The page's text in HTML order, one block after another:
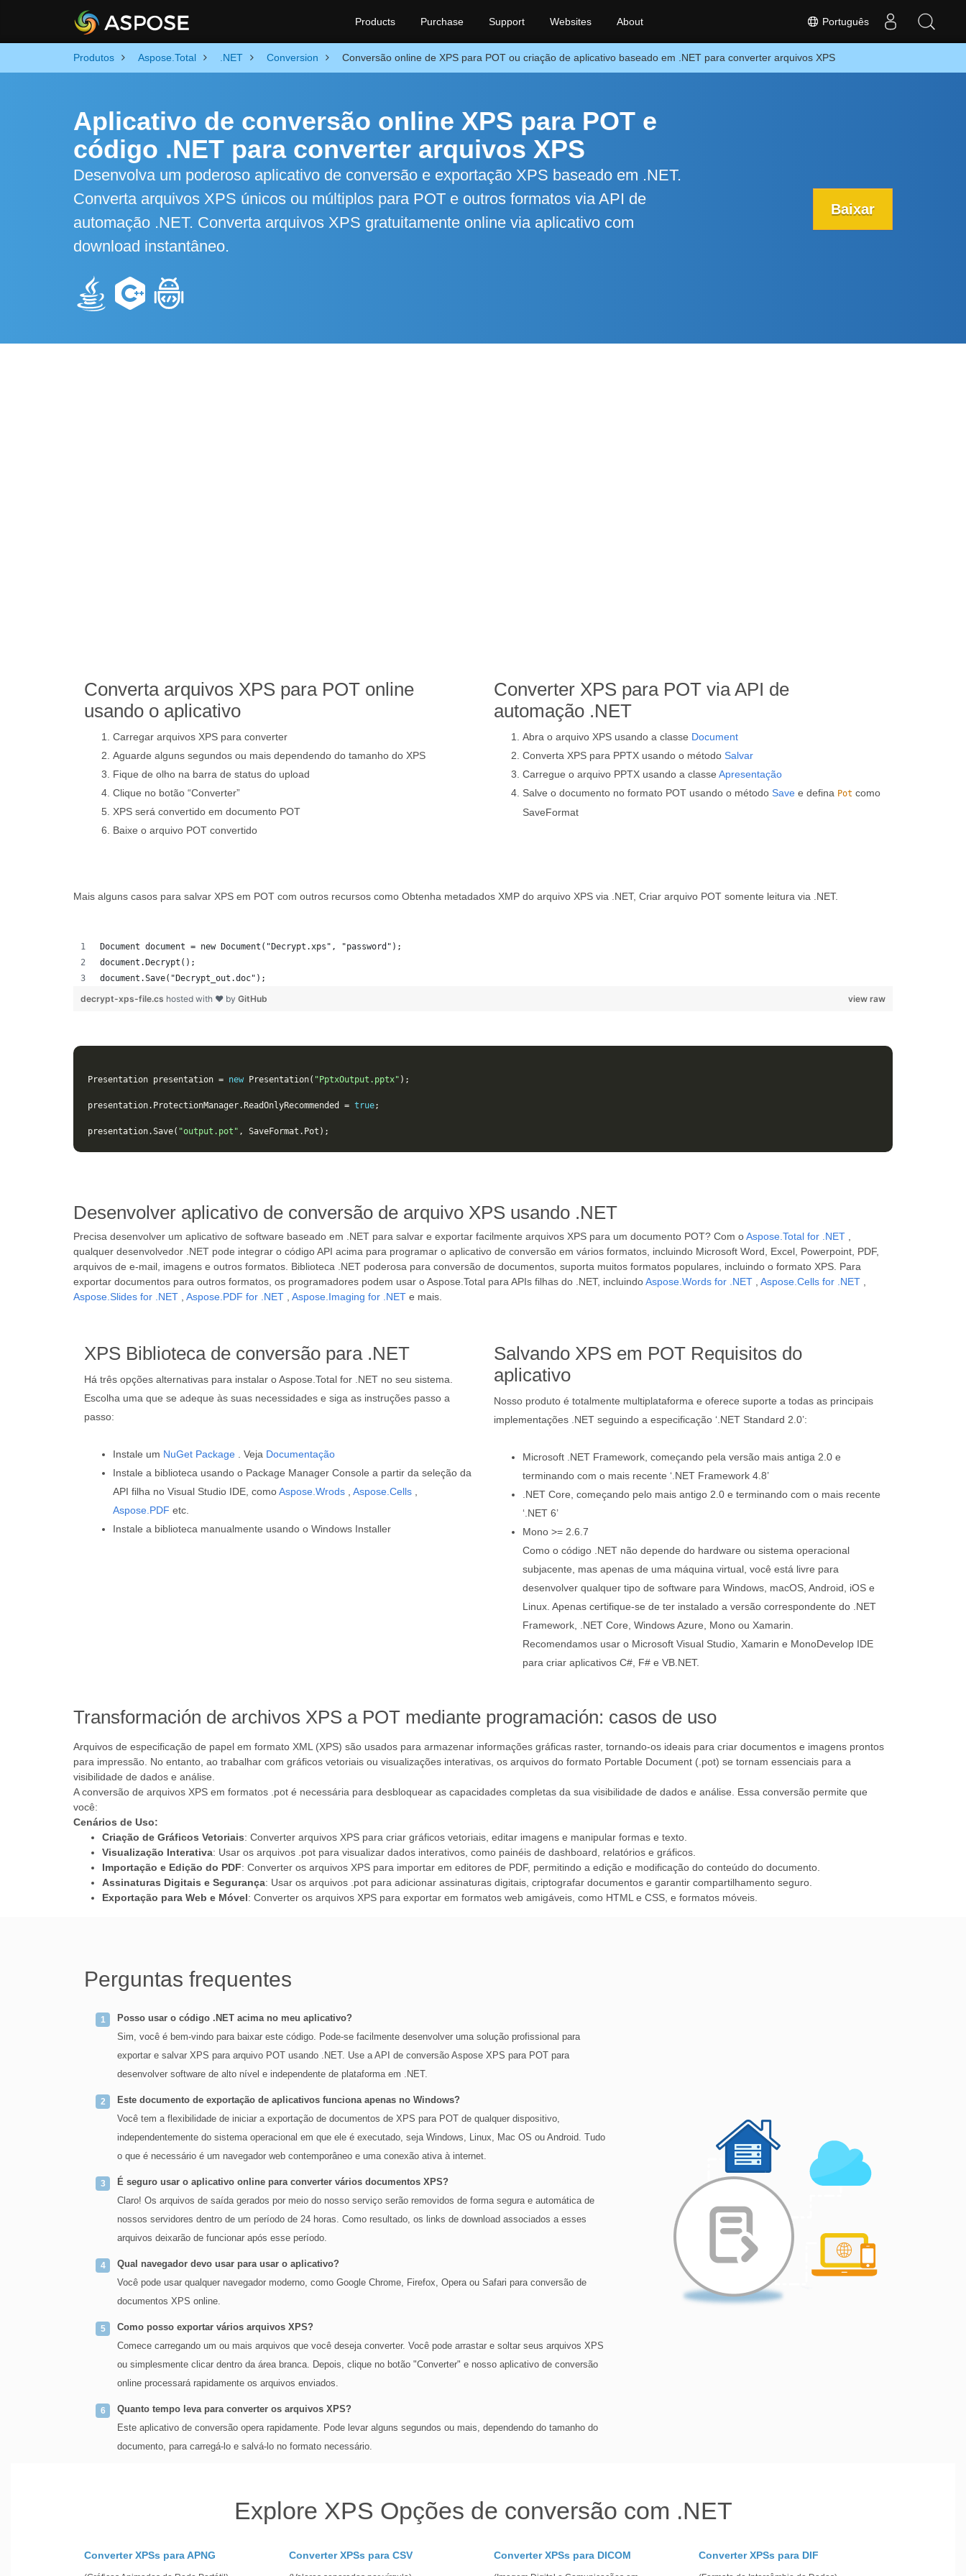
Português
Products Purchase Support Websites About
Produtos Aspose.Total .NET Conversion Conversão online de XPS para POT ou criação de aplicativo baseado em .NET para converter arquivos XPS
Aplicativo de conversão online XPS para POT e
código .NET para converter arquivos XPS
Desenvolva um poderoso aplicativo de conversão e exportação XPS baseado em .NET.
Converta arquivos XPS únicos ou múltiplos para POT e outros formatos via API de
automação .NET. Converta arquivos XPS gratuitamente online via aplicativo com
download instantâneo.
Baixar
Converta arquivos XPS para POT online
usando o aplicativo
Carregar arquivos XPS para converter
Aguarde alguns segundos ou mais dependendo do tamanho do XPS
Fique de olho na barra de status do upload
Clique no botão “Converter”
XPS será convertido em documento POT
Baixe o arquivo POT convertido
Converter XPS para POT via API de
automação .NET
Abra o arquivo XPS usando a classe Document
Converta XPS para PPTX usando o método Salvar
Carregue o arquivo PPTX usando a classe Apresentação
Salve o documento no formato POT usando o método Save e defina Pot como
SaveFormat
Mais alguns casos para salvar XPS em POT com outros recursos como Obtenha metadados XMP do arquivo XPS via .NET, Criar arquivo POT somente leitura via .NET.
Document document = new Document("Decrypt.xps", "password");
document.Decrypt();
document.Save("Decrypt_out.doc");
view raw
decrypt-xps-file.cs hosted with ❤ by GitHub
Presentation presentation = new Presentation( "PptxOutput.pptx" );
presentation. ProtectionManager. ReadOnlyRecommended = true;
presentation.Save( "output.pot" , SaveFormat . Pot );
Desenvolver aplicativo de conversão de arquivo XPS usando .NET
Precisa desenvolver um aplicativo de software baseado em .NET para salvar e exportar facilmente arquivos XPS para um documento POT? Com oAspose.Total for .NET
qualquer desenvolvedor .NET pode integrar o código API acima para programar o aplicativo de conversão em vários formatos, incluindo Microsoft Word, Excel, Powerpoint, PDF,
arquivos de e-mail, imagens e outros formatos. Biblioteca .NET poderosa para conversão de documentos, suporta muitos formatos populares, incluindo o formato XPS. Para
exportar documentos para outros formatos, os programadores podem usar o Aspose.Total para APIs filhas do .NET, incluindoAspose.Words for .NET Aspose.Cells for .NET
Aspose.Slides for .NET
Aspose.PDF for .NET Aspose.Imaging for .NET e mais.
XPS Biblioteca de conversão para .NET
Há três opções alternativas para instalar o Aspose.Total for .NET no seu sistema.
Escolha uma que se adeque às suas necessidades e siga as instruções passo a
passo:
Instale um NuGet Package . Veja Documentação
Instale a biblioteca usando o Package Manager Console a partir da seleção da
API filha no Visual Studio IDE, comoAspose.Wrods Aspose.Cells
Aspose.PDF etc.
Instale a biblioteca manualmente usando o Windows Installer
Salvando XPS em POT Requisitos do
aplicativo
Nosso produto é totalmente multiplataforma e oferece suporte a todas as principais
implementações .NET seguindo a especificação ‘.NET Standard 2.0’:
Microsoft .NET Framework, começando pela versão mais antiga 2.0 e
terminando com o mais recente ‘.NET Framework 4.8’
.NET Core, começando pelo mais antigo 2.0 e terminando com o mais recente
‘.NET 6’
Mono >= 2.6.7
Como o código .NET não depende do hardware ou sistema operacional
subjacente, mas apenas de uma máquina virtual, você está livre para
desenvolver qualquer tipo de software para Windows, macOS, Android, iOS e
Linux. Apenas certifique-se de ter instalado a versão correspondente do .NET
Framework, .NET Core, Windows Azure, Mono ou Xamarin.
Recomendamos usar o Microsoft Visual Studio, Xamarin e MonoDevelop IDE
para criar aplicativos C#, F# e VB.NET.
Transformación de archivos XPS a POT mediante programación: casos de uso
Arquivos de especificação de papel em formato XML (XPS) são usados para armazenar informações gráficas raster, tornando-os ideais para criar documentos e imagens prontos
para impressão. No entanto, ao trabalhar com gráficos vetoriais ou visualizações interativas, os arquivos do formato Portable Document (.pot) se tornam essenciais para a
visibilidade de dados e análise.
A conversão de arquivos XPS em formatos .pot é necessária para desbloquear as capacidades completas da sua visibilidade de dados e análise. Essa conversão permite que
você:
Cenários de Uso:
Criação de Gráficos Vetoriais: Converter arquivos XPS para criar gráficos vetoriais, editar imagens e manipular formas e texto.
Visualização Interativa: Usar os arquivos .pot para visualizar dados interativos, como painéis de dashboard, relatórios e gráficos.
Importação e Edição do PDF: Converter os arquivos XPS para importar em editores de PDF, permitindo a edição e modificação do conteúdo do documento.
Assinaturas Digitais e Segurança: Usar os arquivos .pot para adicionar assinaturas digitais, criptografar documentos e garantir compartilhamento seguro.
Exportação para Web e Móvel: Converter os arquivos XPS para exportar em formatos web amigáveis, como HTML e CSS, e formatos móveis.
Perguntas frequentes
Posso usar o código .NET acima no meu aplicativo?
Sim, você é bem-vindo para baixar este código. Pode-se facilmente desenvolver uma solução profissional para
exportar e salvar XPS para arquivo POT usando .NET. Use a API de conversão Aspose XPS para POT para
desenvolver software de alto nível e independente de plataforma em .NET.
Este documento de exportação de aplicativos funciona apenas no Windows?
Você tem a flexibilidade de iniciar a exportação de documentos de XPS para POT de qualquer dispositivo,
independentemente do sistema operacional em que ele é executado, seja Windows, Linux, Mac OS ou Android. Tudo
o que é necessário é um navegador web contemporâneo e uma conexão ativa à internet.
É seguro usar o aplicativo online para converter vários documentos XPS?
Claro! Os arquivos de saída gerados por meio do nosso serviço serão removidos de forma segura e automática de
nossos servidores dentro de um período de 24 horas. Como resultado, os links de download associados a esses
arquivos deixarão de funcionar após esse período.
Qual navegador devo usar para usar o aplicativo?
Você pode usar qualquer navegador moderno, como Google Chrome, Firefox, Opera ou Safari para conversão de
documentos XPS online.
Como posso exportar vários arquivos XPS?
Comece carregando um ou mais arquivos que você deseja converter. Você pode arrastar e soltar seus arquivos XPS
ou simplesmente clicar dentro da área branca. Depois, clique no botão "Converter" e nosso aplicativo de conversão
online processará rapidamente os arquivos enviados.
Quanto tempo leva para converter os arquivos XPS?
Este aplicativo de conversão opera rapidamente. Pode levar alguns segundos ou mais, dependendo do tamanho do
documento, para carregá-lo e salvá-lo no formato necessário.
Explore XPS Opções de conversão com .NET
Converter XPSs para APNG Converter XPSs para CSV Converter XPSs para DICOM Converter XPSs para DIF